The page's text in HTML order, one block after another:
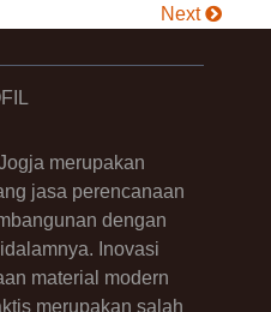
Next
merupakan
jasa perencanaan
dengan
Inovasi
material modern
merupakan salah